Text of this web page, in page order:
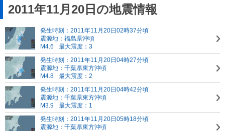
2011年11月20日の地震情報
発生時刻：2011年11月20日02時37分頃
震源地：福島県沖頃
M4.6
最大震度：3
発生時刻：2011年11月20日04時27分頃
震源地：千葉県東方沖頃
M4.8
最大震度：2
発生時刻：2011年11月20日04時42分頃
震源地：千葉県東方沖頃
M3.9
最大震度：1
発生時刻：2011年11月20日05時18分頃
震源地：千葉県東方沖頃